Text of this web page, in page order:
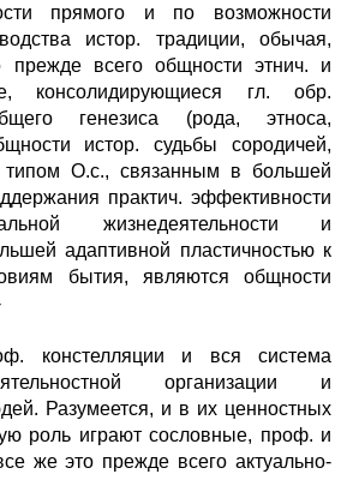
прямого и по возможности
истор. традиции, обычая,
прежде всего общности этнич. и
консолидирующиеся гл. обр.
генезиса (рода, этноса,
истор. судьбы сородичей,
типом О.с., связанным в большей
практич. эффективности
жизнедеятельности и
адаптивной пластичностью к
бытия, являются общности
констелляции и вся система
организации и
Разумеется, и в их ценностных
роль играют сословные, проф. и
же это прежде всего актуально-